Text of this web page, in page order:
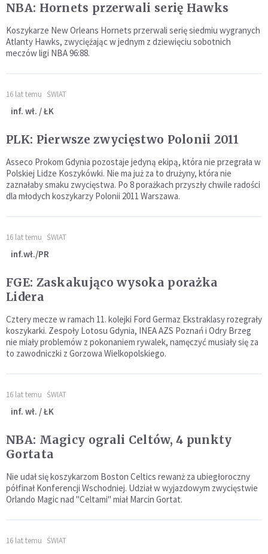
NBA: Hornets przerwali serię Hawks
Koszykarze New Orleans Hornets przerwali serię siedmiu wygranych
Atlanty Hawks, zwyciężając w jednym z dziewięciu sobotnich
meczów ligi NBA 96:88.
16 lat temu ŚWIAT
inf. wł. / ŁK
PLK: Pierwsze zwycięstwo Polonii 2011
Asseco Prokom Gdynia pozostaje jedyną ekipą, która nie przegrała w
Polskiej Lidze Koszykówki. Nie ma już za to drużyny, która nie
zaznałaby smaku zwycięstwa. Po 8 porażkach przyszły chwile radości
dla młodych koszykarzy Polonii 2011 Warszawa.
16 lat temu ŚWIAT
inf.wł./PR
FGE: Zaskakująco wysoka porażka
Lidera
Cztery mecze w ramach 11. kolejki Ford Germaz Ekstraklasy rozegrały
koszykarki. Zespoły Lotosu Gdynia, INEA AZS Poznań i Odry Brzeg
nie miały problemów z pokonaniem rywalek, namęczyć musiały się za
to zawodniczki z Gorzowa Wielkopolskiego.
16 lat temu ŚWIAT
inf. wł. / ŁK
NBA: Magicy ograli Celtów, 4 punkty
Gortata
Nie udał się koszykarzom Boston Celtics rewanż za ubiegłoroczny
półfinał Konferencji Wschodniej. Udział w wyjazdowym zwycięstwie
Orlando Magic nad "Celtami" miał Marcin Gortat.
16 lat temu ŚWIAT